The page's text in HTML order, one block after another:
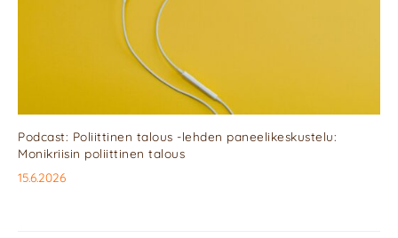
Podcast: Poliittinen talous -lehden paneelikeskustelu:
Monikriisin poliittinen talous
15.6.2026